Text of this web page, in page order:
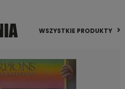
WSZYSTKIE PRODUKTY